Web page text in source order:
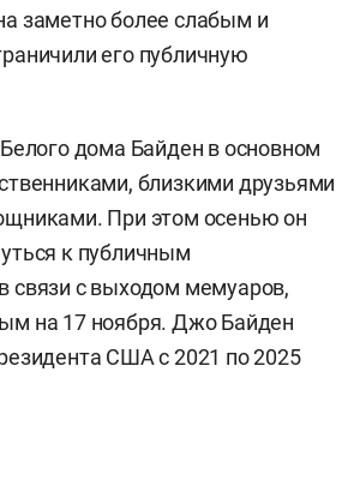
заметно более слабым и
его публичную
дома Байден в основном
близкими друзьями
При этом осенью он
к публичным
связи с выходом мемуаров,
на 17 ноября. Джо Байден
США с 2021 по 2025